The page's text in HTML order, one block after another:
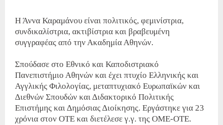
Η Άννα Καραμάνου είναι πολιτικός, φεμινίστρια,
συνδικαλίστρια, ακτιβίστρια και βραβευμένη
συγγραφέας από την Ακαδημία Αθηνών.
Σπούδασε στο Εθνικό και Καποδιστριακό
Πανεπιστήμιο Αθηνών και έχει πτυχίο Ελληνικής και
Αγγλικής Φιλολογίας, μεταπτυχιακό Ευρωπαϊκών και
Διεθνών Σπουδών και Διδακτορικό Πολιτικής
Επιστήμης και Δημόσιας Διοίκησης. Εργάστηκε για 23
χρόνια στον ΟΤΕ και διετέλεσε γ.γ. της ΟΜΕ-ΟΤΕ.